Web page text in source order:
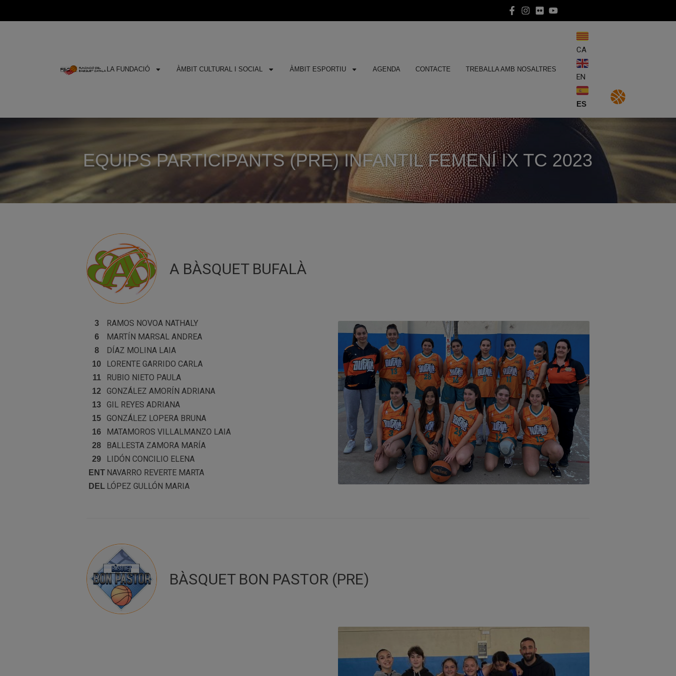
LA FUNDACIÓ ÀMBIT CULTURAL I SOCIAL ÀMBIT ESPORTIU AGENDA CONTACTE TREBALLA AMB NOSALTRES
CA
EN
ES
EQUIPS PARTICIPANTS (PRE) INFANTIL FEMENÍ IX TC 2023
A BÀSQUET BUFALÀ
3 RAMOS NOVOA NATHALY
6 MARTÍN MARSAL ANDREA
8 DÍAZ MOLINA LAIA
10 LORENTE GARRIDO CARLA
11 RUBIO NIETO PAULA
12 GONZÁLEZ AMORÍN ADRIANA
13 GIL REYES ADRIANA
15 GONZÁLEZ LOPERA BRUNA
16 MATAMOROS VILLALMANZO LAIA
28 BALLESTA ZAMORA MARÍA
29 LIDÓN CONCILIO ELENA
ENT NAVARRO REVERTE MARTA
DEL LÓPEZ GULLÓN MARIA
BÀSQUET BON PASTOR (PRE)